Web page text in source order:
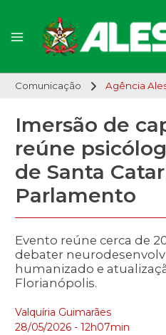
Comunicação Agência
Imersão de
reúne
de Santa
Parlamento
Evento reúne cerca de
debater
humanizado e
Florianópolis.
Valquíria Guimarães
28/05/2026 - 12h07min